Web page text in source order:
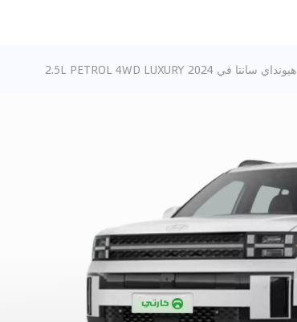
هيونداي سانتا في 2.5L PETROL 4WD LUXURY 2024